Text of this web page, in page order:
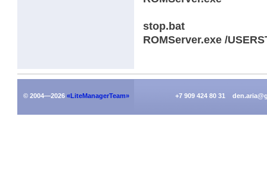
stop.bat
ROMServer.exe /
© 2004—2026«LiteManagerTeam» +7 909 424 80 31